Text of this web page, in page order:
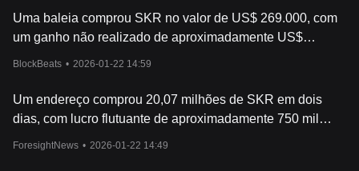
Uma baleia comprou SKR no valor de US$ 269.000, com
um ganho não realizado de aproximadamente US$
BlockBeats • 2026-01-22 14:59
Um endereço comprou 20,07 milhões de SKR em dois
dias, com lucro flutuante de aproximadamente 750 mil
ForesightNews • 2026-01-22 14:49